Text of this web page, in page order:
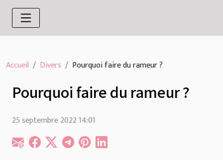
Accueil Divers Pourquoi faire du rameur ?
Pourquoi faire du rameur ?
25 septembre 2022 14:01